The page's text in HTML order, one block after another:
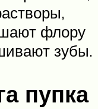
флору
зубы.
пупка